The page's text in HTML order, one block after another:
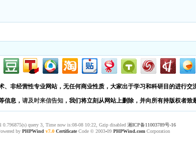
、非经营性专业网站，无任何商业性质，大家出于学习和科研目的进行交
信息， 请及时来信告知 ，我们将立刻从网站上删除，并向所有持版权者致
0.796875(s) query 3, Time now is:08-08 10:22, Gzip disabled 湘ICP备11003789号-16
by PHPWind v7.0 Certificate Code © 2003-09 PHPWind.com Corporation